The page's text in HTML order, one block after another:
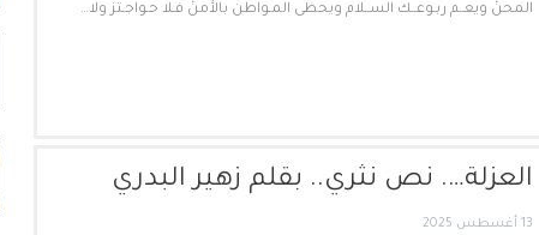
المحنْ ويعــم ربـوعــك الســلام ويحظى المـواطن بالأمنْ فـلا حـواجـتز ولا…
العزلة…. نص نثري.. بقلم زهير البدري
13 أغسطس 2025